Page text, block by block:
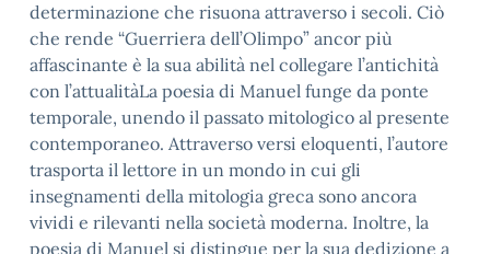
determinazione che risuona attraverso i secoli. Ciò
che rende “Guerriera dell’Olimpo” ancor più
affascinante è la sua abilità nel collegare l’antichità
con l’attualitàLa poesia di Manuel funge da ponte
temporale, unendo il passato mitologico al presente
contemporaneo. Attraverso versi eloquenti, l’autore
trasporta il lettore in un mondo in cui gli
insegnamenti della mitologia greca sono ancora
vividi e rilevanti nella società moderna. Inoltre, la
poesia di Manuel si distingue per la sua dedizione a